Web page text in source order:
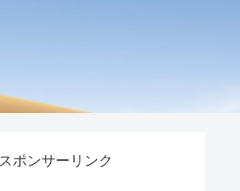
スポンサーリンク